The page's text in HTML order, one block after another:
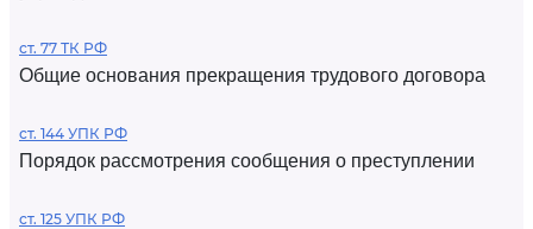
ст. 77 ТК РФ
Общие основания прекращения трудового договора
ст. 144 УПК РФ
Порядок рассмотрения сообщения о преступлении
ст. 125 УПК РФ